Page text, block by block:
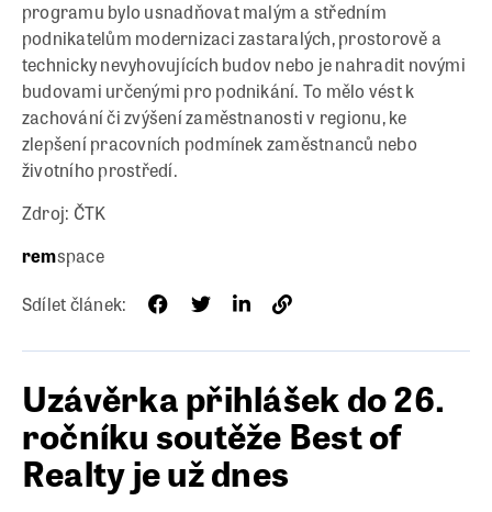
programu bylo usnadňovat malým a středním
podnikatelům modernizaci zastaralých, prostorově a
technicky nevyhovujících budov nebo je nahradit novými
budovami určenými pro podnikání. To mělo vést k
zachování či zvýšení zaměstnanosti v regionu, ke
zlepšení pracovních podmínek zaměstnanců nebo
životního prostředí.
Zdroj: ČTK
remspace
Sdílet článek:
Uzávěrka přihlášek do 26.
ročníku soutěže Best of
Realty je už dnes